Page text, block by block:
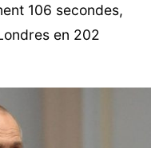
106 secondes,
en 202